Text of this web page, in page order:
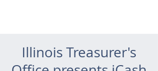
Illinois Treasurer's